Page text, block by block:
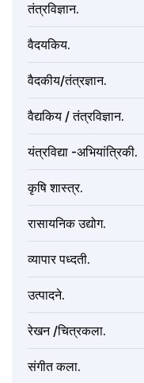
तंत्रविज्ञान.
वैदयकिय.
वैदकीय/तंत्रज्ञान.
वैद्यकिय / तंत्रविज्ञान.
यंत्रविद्या -अभियांत्रिकी.
कृषि शास्त्र.
रासायनिक उद्योग.
व्यापार पध्दती.
उत्पादने.
रेखन /चित्रकला.
संगीत कला.